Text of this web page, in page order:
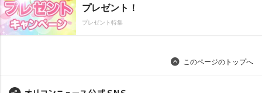
プレゼント！
プレゼント特集
このページのトップへ